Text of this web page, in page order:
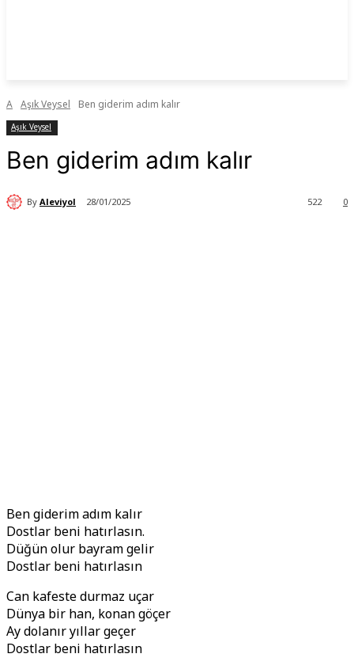
A Aşık Veysel Ben giderim adım kalır
Aşık Veysel
Ben giderim adım kalır
By Aleviyol 28/01/2025 0
522
Ben giderim adım kalır
Dostlar beni hatırlasın.
Düğün olur bayram gelir
Dostlar beni hatırlasın
Can kafeste durmaz uçar
Dünya bir han, konan göçer
Ay dolanır yıllar geçer
Dostlar beni hatırlasın